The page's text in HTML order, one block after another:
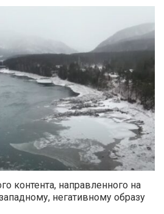
контента, направленного на
негативному образу